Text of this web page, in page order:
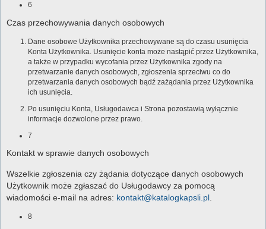
6
Czas przechowywania danych osobowych
Dane osobowe Użytkownika przechowywane są do czasu usunięcia
Konta Użytkownika. Usunięcie konta może nastąpić przez Użytkownika,
a także w przypadku wycofania przez Użytkownika zgody na
przetwarzanie danych osobowych, zgłoszenia sprzeciwu co do
przetwarzania danych osobowych bądź zażądania przez Użytkownika
ich usunięcia.
Po usunięciu Konta, Usługodawca i Strona pozostawią wyłącznie
informacje dozwolone przez prawo.
7
Kontakt w sprawie danych osobowych
Wszelkie zgłoszenia czy żądania dotyczące danych osobowych
Użytkownik może zgłaszać do Usługodawcy za pomocą
wiadomości e-mail na adres: kontakt@katalogkapsli.pl
8